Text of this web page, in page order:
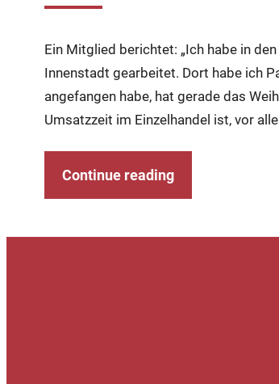
Ein Mitglied berichtet: „Ich habe in
Innenstadt gearbeitet. Dort habe ich
angefangen habe, hat gerade das
Umsatzzeit im Einzelhandel ist, vor
Continue reading